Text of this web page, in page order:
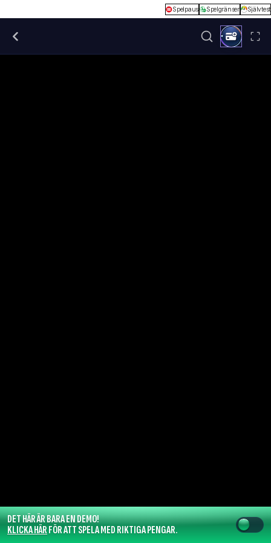
Spelpaus Spelgränser Självtest
DET HÄR ÄR BARA EN DEMO!
KLICKA HÄRFÖR ATT SPELA MED RIKTIGA PENGAR.